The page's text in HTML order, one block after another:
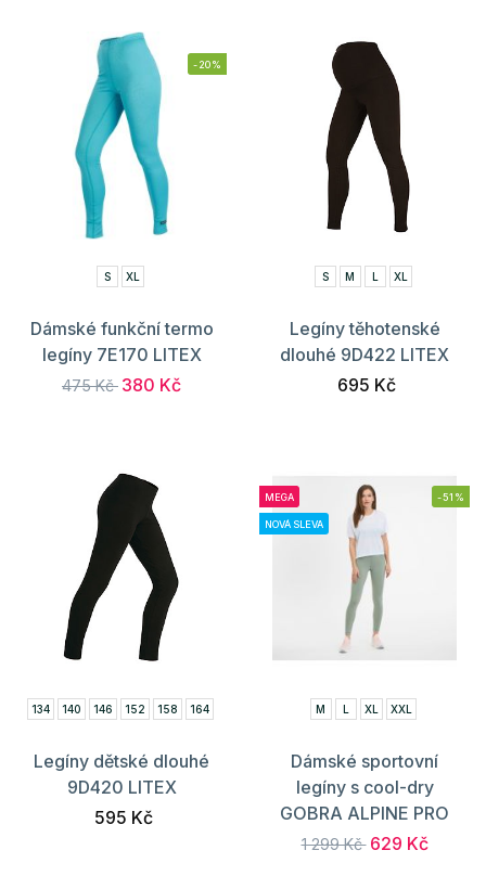
-20%
S XL
Dámské funkční termo
legíny 7E170 LITEX
475 Kč 380 Kč
S M L XL
Legíny těhotenské
dlouhé 9D422 LITEX
695 Kč
134 140 146 152 158 164
Legíny dětské dlouhé
9D420 LITEX
595 Kč
MEGA
NOVÁ SLEVA
-51%
M L XL XXL
Dámské sportovní
legíny s cool-dry
GOBRA ALPINE PRO
1 299 Kč 629 Kč